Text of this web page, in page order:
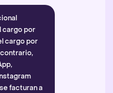
cargo por
cargo por
facturan a